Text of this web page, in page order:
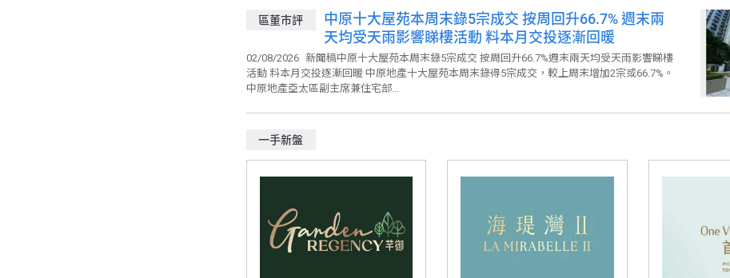
區董市評
中原十大屋苑本周末錄5宗成交 按周回升66.7% 週末兩
天均受天雨影響睇樓活動 料本月交投逐漸回暖
02/08/2026 新聞稿中原十大屋苑本周末錄5宗成交 按周回升66.7%週末兩天均受天雨影響睇樓
活動 料本月交投逐漸回暖 中原地產十大屋苑本周末錄得5宗成交，較上周末增加2宗或66.7%。
中原地產亞太區副主席兼住宅部...
一手新盤